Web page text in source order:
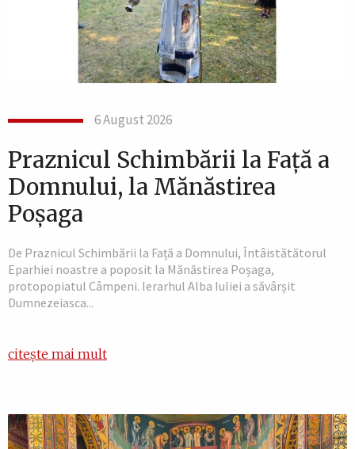
6 August 2026
Praznicul Schimbării la Față a
Domnului, la Mănăstirea
Poșaga
De Praznicul Schimbării la Față a Domnului, Întâistătătorul
Eparhiei noastre a poposit la Mănăstirea Poșaga,
protopopiatul Câmpeni. Ierarhul Alba Iuliei a săvârșit
Dumnezeiasca...
citește mai mult